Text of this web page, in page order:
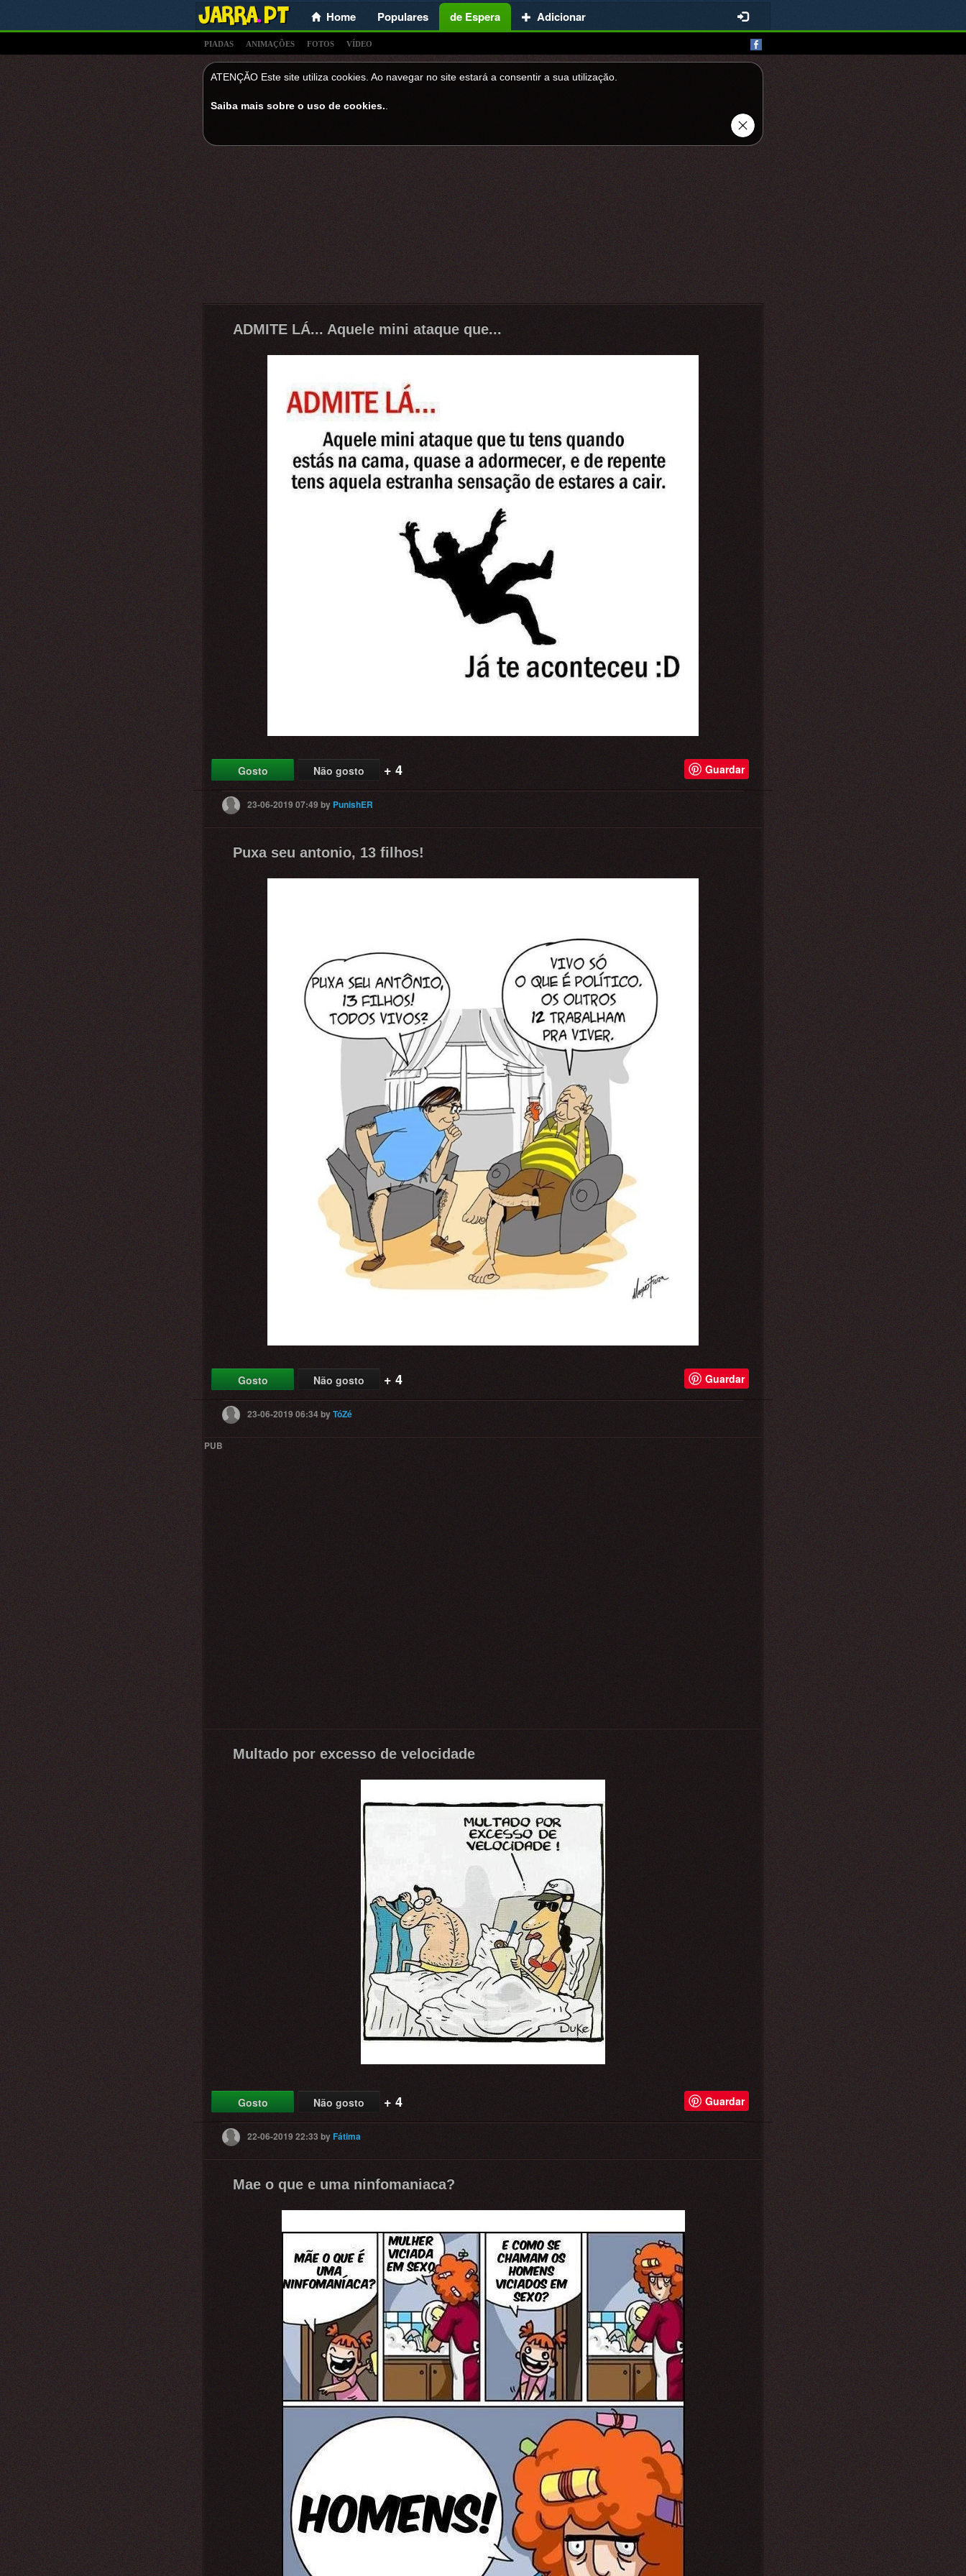
Home Populares de Espera Adicionar
PIADAS ANIMAÇÕES FOTOS VÍDEO
ATENÇĂO Este site utiliza cookies. Ao navegar no site estará a consentir a sua utilizaçăo.
Saiba mais sobre o uso de cookies.
ADMITE LÁ... Aquele mini ataque que...
Gosto Não gosto + 4 Guardar
23-06-2019 07:49by PunishER
Puxa seu antonio, 13 filhos!
Gosto Não gosto + 4 Guardar
23-06-2019 06:34byTóZé
PUB
Multado por excesso de velocidade
Gosto Não gosto + 4 Guardar
22-06-2019 22:33 byFátima
Mae o que e uma ninfomaniaca?